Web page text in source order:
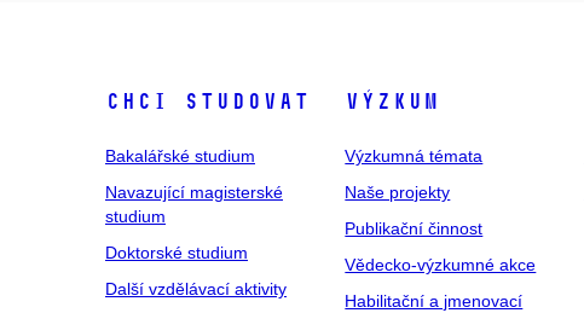
Chci studovat
Bakalářské studium
Navazující magisterské
studium
Doktorské studium
Další vzdělávací aktivity
Výzkum
Výzkumná témata
Naše projekty
Publikační činnost
Vědecko-výzkumné akce
Habilitační a jmenovací